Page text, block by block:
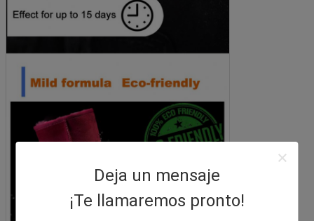
Deja un mensaje
¡Te llamaremos pronto!